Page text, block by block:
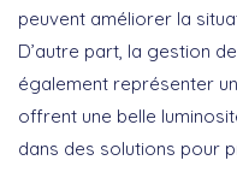
peuvent améliorer la
D’autre part, la gestion
également représenter
offrent une belle
dans des solutions pour